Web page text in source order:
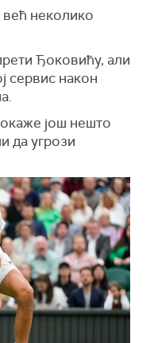
неколико
Ђоковићу, али
сервис након
још нешто
да угрози